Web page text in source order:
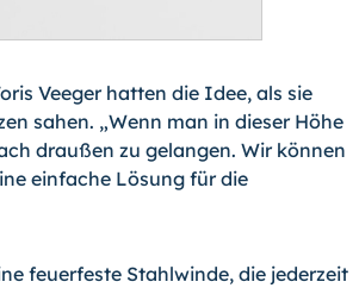
Veeger hatten die Idee, als sie
sahen. „Wenn man in dieser Höhe
draußen zu gelangen. Wir können
einfache Lösung für die
feuerfeste Stahlwinde, die jederzeit